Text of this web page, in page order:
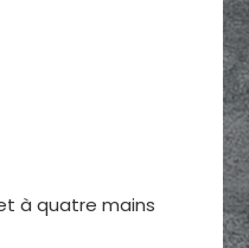
à quatre mains